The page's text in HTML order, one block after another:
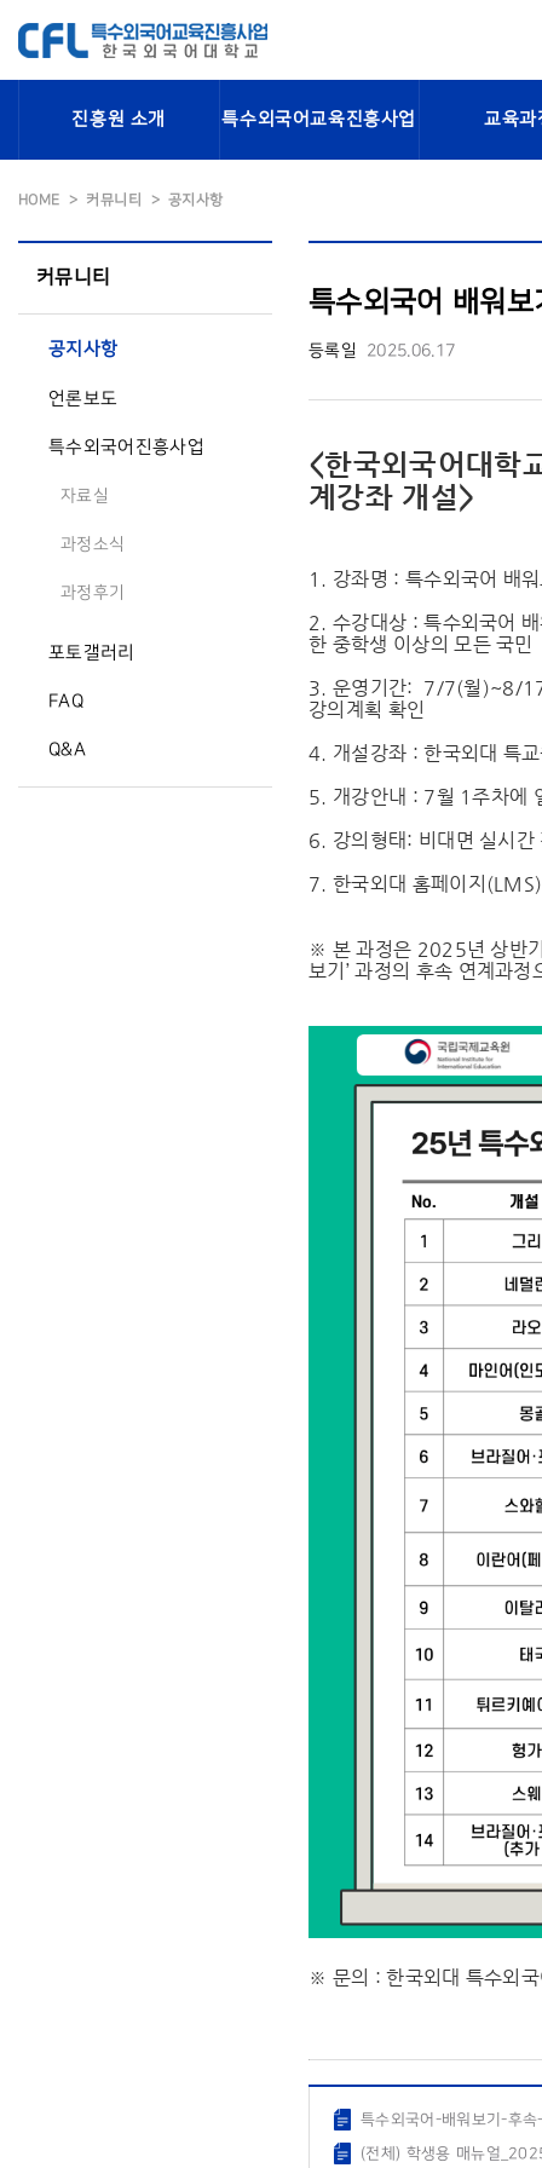
진흥원 소개 특수외국어교육진흥사업 교육과
HOME 커뮤니티 공지사항
커뮤니티
공지사항
언론보도
특수외국어진흥사업
자료실
과정소식
과정후기
포토갤러리
FAQ
Q&A
특수외국어 배워
등록일 2025.06.17
<한국외국어대학
계강좌 개설>
1. 강좌명 : 특수외국어 배
2. 수강대상 : 특수외국어
한 중학생 이상의 모든 국민
3. 운영기간: 7/7(월)~8/
강의계획 확인
4. 개설강좌 : 한국외대 특
5. 개강안내 : 7월 1주차에
6. 강의형태: 비대면 실시간
7. 한국외대 홈페이지
※ 본 과정은 2025년 상반
보기’ 과정의 후속 연계과
※ 문의 : 한국외대 특수외
특수외국어-배워보기-후
(전체) 학생용 매뉴얼